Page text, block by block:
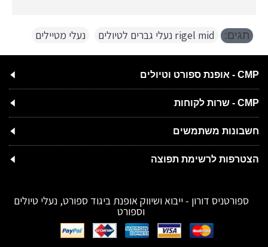
תגים: rigel mid נעלי גברים לטיולים נעלי מטיילים
CMP - אופנת ספורט וטיולים
CMP - שרות לקוחות
חשבונות משתמשים
הצטרפות לרשימת תפוצה
ספורטניס דורון - ייבוא ושיווק אופנת ביגוד ספורט, נעלי טיולים
וספורט